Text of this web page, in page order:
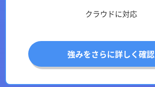
クラウドに対応
強みをさらに詳しく確認